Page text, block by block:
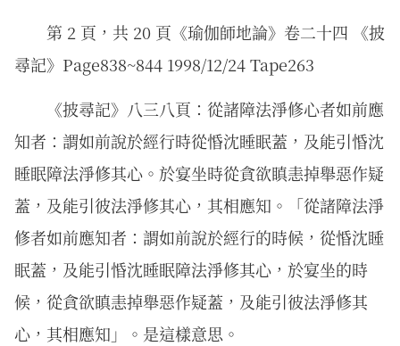
第 2 頁，共 20 頁《瑜伽師地論》卷二十四 《披
尋記》Page838~844 1998/12/24 Tape263
《披尋記》八三八頁：從諸障法淨修心者如前應
知者：謂如前說於經行時從惛沈睡眠蓋，及能引惛沈
睡眠障法淨修其心。於宴坐時從貪欲瞋恚掉舉惡作疑
蓋，及能引彼法淨修其心，其相應知。「從諸障法淨
修者如前應知者：謂如前說於經行的時候，從惛沈睡
眠蓋，及能引惛沈睡眠障法淨修其心，於宴坐的時
候，從貪欲瞋恚掉舉惡作疑蓋，及能引彼法淨修其
心，其相應知」。是這樣意思。